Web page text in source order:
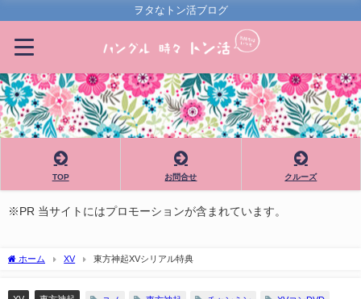
ヲタなトン活ブログ
TOP お問合せ クルーズ
※PR 当サイトにはプロモーションが含まれています。
ホーム XV 東方神起XVシリアル特典